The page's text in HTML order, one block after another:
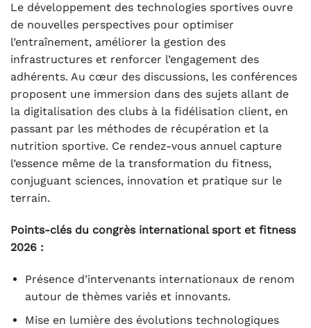
Le développement des technologies sportives ouvre
de nouvelles perspectives pour optimiser
l’entraînement, améliorer la gestion des
infrastructures et renforcer l’engagement des
adhérents. Au cœur des discussions, les conférences
proposent une immersion dans des sujets allant de
la digitalisation des clubs à la fidélisation client, en
passant par les méthodes de récupération et la
nutrition sportive. Ce rendez-vous annuel capture
l’essence même de la transformation du fitness,
conjuguant sciences, innovation et pratique sur le
terrain.
Points-clés du congrès international sport et fitness
2026 :
Présence d’intervenants internationaux de renom
autour de thèmes variés et innovants.
Mise en lumière des évolutions technologiques